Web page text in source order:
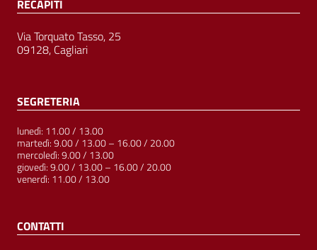
RECAPITI
Via Torquato Tasso, 25
09128, Cagliari
SEGRETERIA
lunedì: 11.00 / 13.00
martedì: 9.00 / 13.00 – 16.00 / 20.00
mercoledì: 9.00 / 13.00
giovedì: 9.00 / 13.00 – 16.00 / 20.00
venerdì: 11.00 / 13.00
CONTATTI